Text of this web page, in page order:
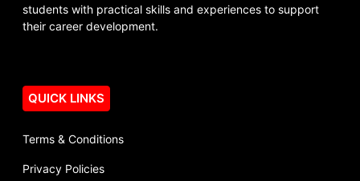
students with practical skills and experiences to support
their career development.
QUICK LINKS
Terms & Conditions
Privacy Policies